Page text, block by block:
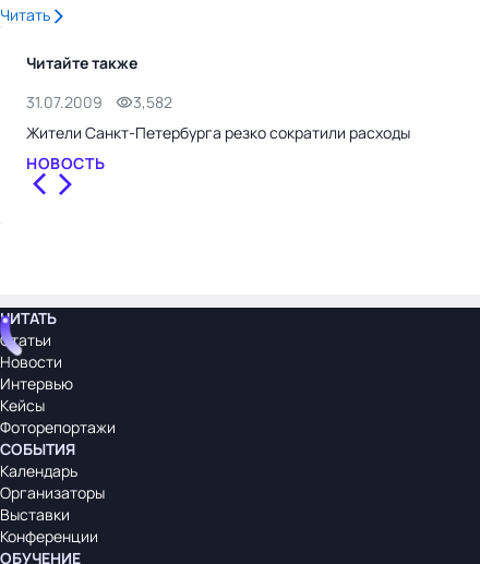
Читать
Читайте также
31.07.2009
3,582
Жители Санкт-Петербурга резко сократили расходы
НОВОСТЬ
ЧИТАТЬ
Статьи
Новости
Интервью
Кейсы
Фоторепортажи
СОБЫТИЯ
Календарь
Организаторы
Выставки
Конференции
ОБУЧЕНИЕ